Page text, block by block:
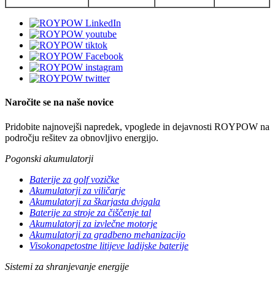
Naročite se na naše novice
Pridobite najnovejši napredek, vpoglede in dejavnosti ROYPOW na
področju rešitev za obnovljivo energijo.
Pogonski akumulatorji
Baterije za golf vozičke
Akumulatorji za viličarje
Akumulatorji za škarjasta dvigala
Baterije za stroje za čiščenje tal
Akumulatorji za izvlečne motorje
Akumulatorji za gradbeno mehanizacijo
Visokonapetostne litijeve ladijske baterije
Sistemi za shranjevanje energije